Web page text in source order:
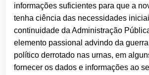
informações suficientes para que a
tenha ciência das necessidades
continuidade da Administração
elemento passional advindo da
político derrotado nas urnas, em
fornecer os dados e informações ao